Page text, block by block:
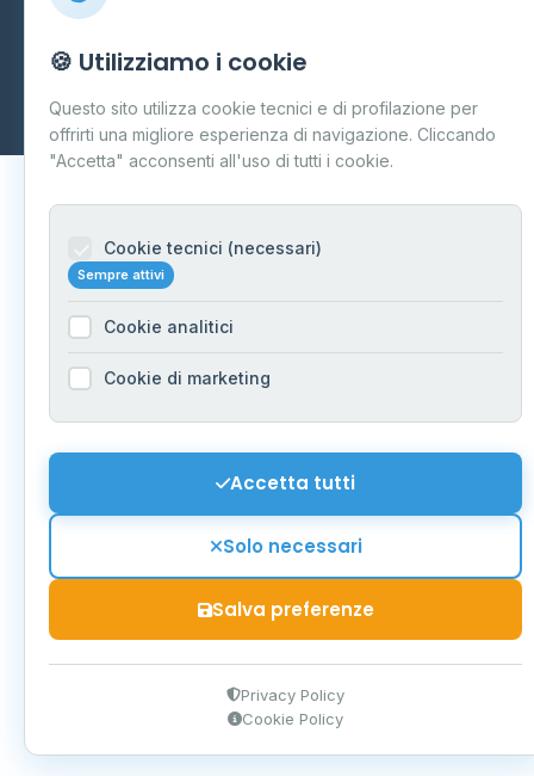
Carpi P.IVA 03859300364
Aggiornamento quotidiano
🍪 Utilizziamo i cookie
Questo sito utilizza cookie tecnici e di profilazione per
offrirti una migliore esperienza di navigazione. Cliccando
"Accetta" acconsenti all'uso di tutti i cookie.
Cookie tecnici (necessari)
Sempre attivi
Cookie analitici
Cookie di marketing
Accetta tutti
Solo necessari
Salva preferenze
Privacy Policy
Cookie Policy